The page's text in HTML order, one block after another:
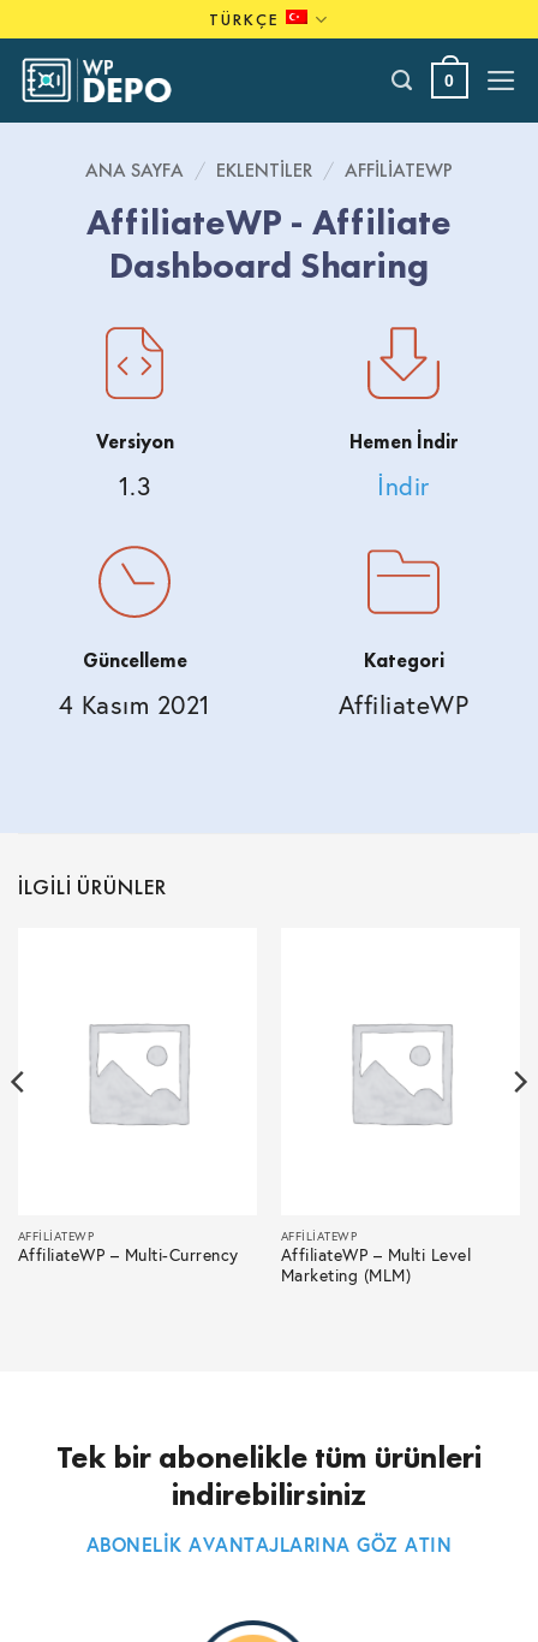
to
content
TÜRKÇE
0
ANA SAYFA / EKLENTILER / AFFILIATEWP
AffiliateWP - Affiliate
Dashboard Sharing
Versiyon
1.3
Hemen İndir
İndir
Güncelleme
4 Kasım 2021
Kategori
AffiliateWP
İLGILI ÜRÜNLER
AFFILIATEWP
AffiliateWP – Multi-Currency
AFFILIATEWP
AffiliateWP – Multi Level
Marketing (MLM)
Tek bir abonelikle tüm ürünleri
indirebilirsiniz
ABONELİK AVANTAJLARINA GÖZ ATIN